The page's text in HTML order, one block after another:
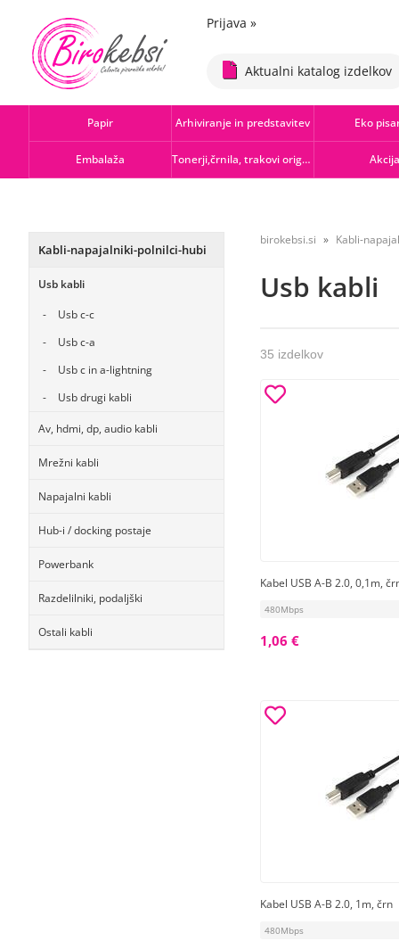
Prijava »
Aktualni katalog izdelkov
Papir Arhiviranje in predstavitev Eko
Embalaža Tonerji,črnila, trakovi orig.-rec. Akcija
Kabli-napajalniki-polnilci-hubi
Usb kabli
Usb c-c
Usb c-a
Usb c in a-lightning
Usb drugi kabli
Av, hdmi, dp, audio kabli
Mrežni kabli
Napajalni kabli
Hub-i / docking postaje
Powerbank
Razdelilniki, podaljški
Ostali kabli
birokebsi.si Kabli-
Usb kabli
35 izdelkov
Kabel USB A-B 2.0, 0,1m,
480Mbps
1,06 €
Kabel USB A-B 2.0, 1m, črn
480Mbps